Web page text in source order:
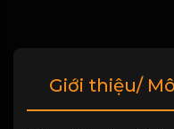
Giới thiệu/